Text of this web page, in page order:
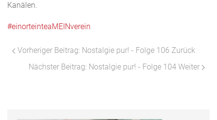
Kanälen.
#einorteinteaMEINverein
Vorheriger Beitrag: Nostalgie pur! - Folge 106 Zurück
Nächster Beitrag: Nostalgie pur! - Folge 104 Weiter